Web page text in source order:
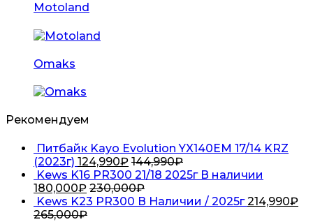
Motoland
Omaks
Рекомендуем
Питбайк Kayo Evolution YX140EM 17/14 KRZ
(2023г) 124,990₽ 144,990₽
Kews K16 PR300 21/18 2025г В наличии
180,000₽ 230,000₽
Kews K23 PR300 В Наличии / 2025г 214,990₽
265,000₽